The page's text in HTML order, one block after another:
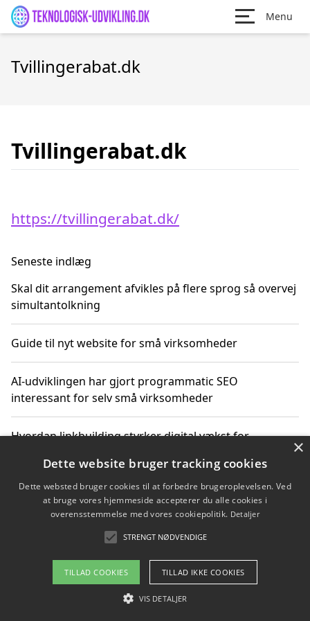
Menu
Tvillingerabat.dk
Tvillingerabat.dk
https://tvillingerabat.dk/
Seneste indlæg
Skal dit arrangement afvikles på flere sprog så overvej
simultantolkning
Guide til nyt website for små virksomheder
AI-udviklingen har gjort programmatic SEO
interessant for selv små virksomheder
Hvordan linkbuilding styrker digital vækst for
Sådan har udviklingen inden for genbrug af elektronik
ændret sig
Copyright 2026 - Pilanto Aps
Om / kontakt
×
Dette website bruger tracking cookies
Dette websted bruger cookies til at forbedre brugeroplevelsen. Ved
at bruge vores hjemmeside accepterer du alle cookies i
overensstemmelse med vores cookiepolitik. Detaljer
STRENGT NØDVENDIGE
TILLAD COOKIES TILLAD IKKE COOKIES
VIS DETALJER